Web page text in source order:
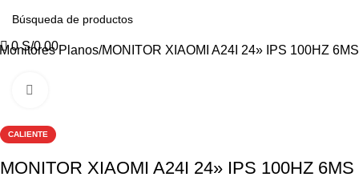
0S/0.00
Monitores Planos MONITOR XIAOMI A24I 24» IPS 100HZ 6MS
CALIENTE
MONITOR XIAOMI A24I 24» IPS 100HZ 6MS